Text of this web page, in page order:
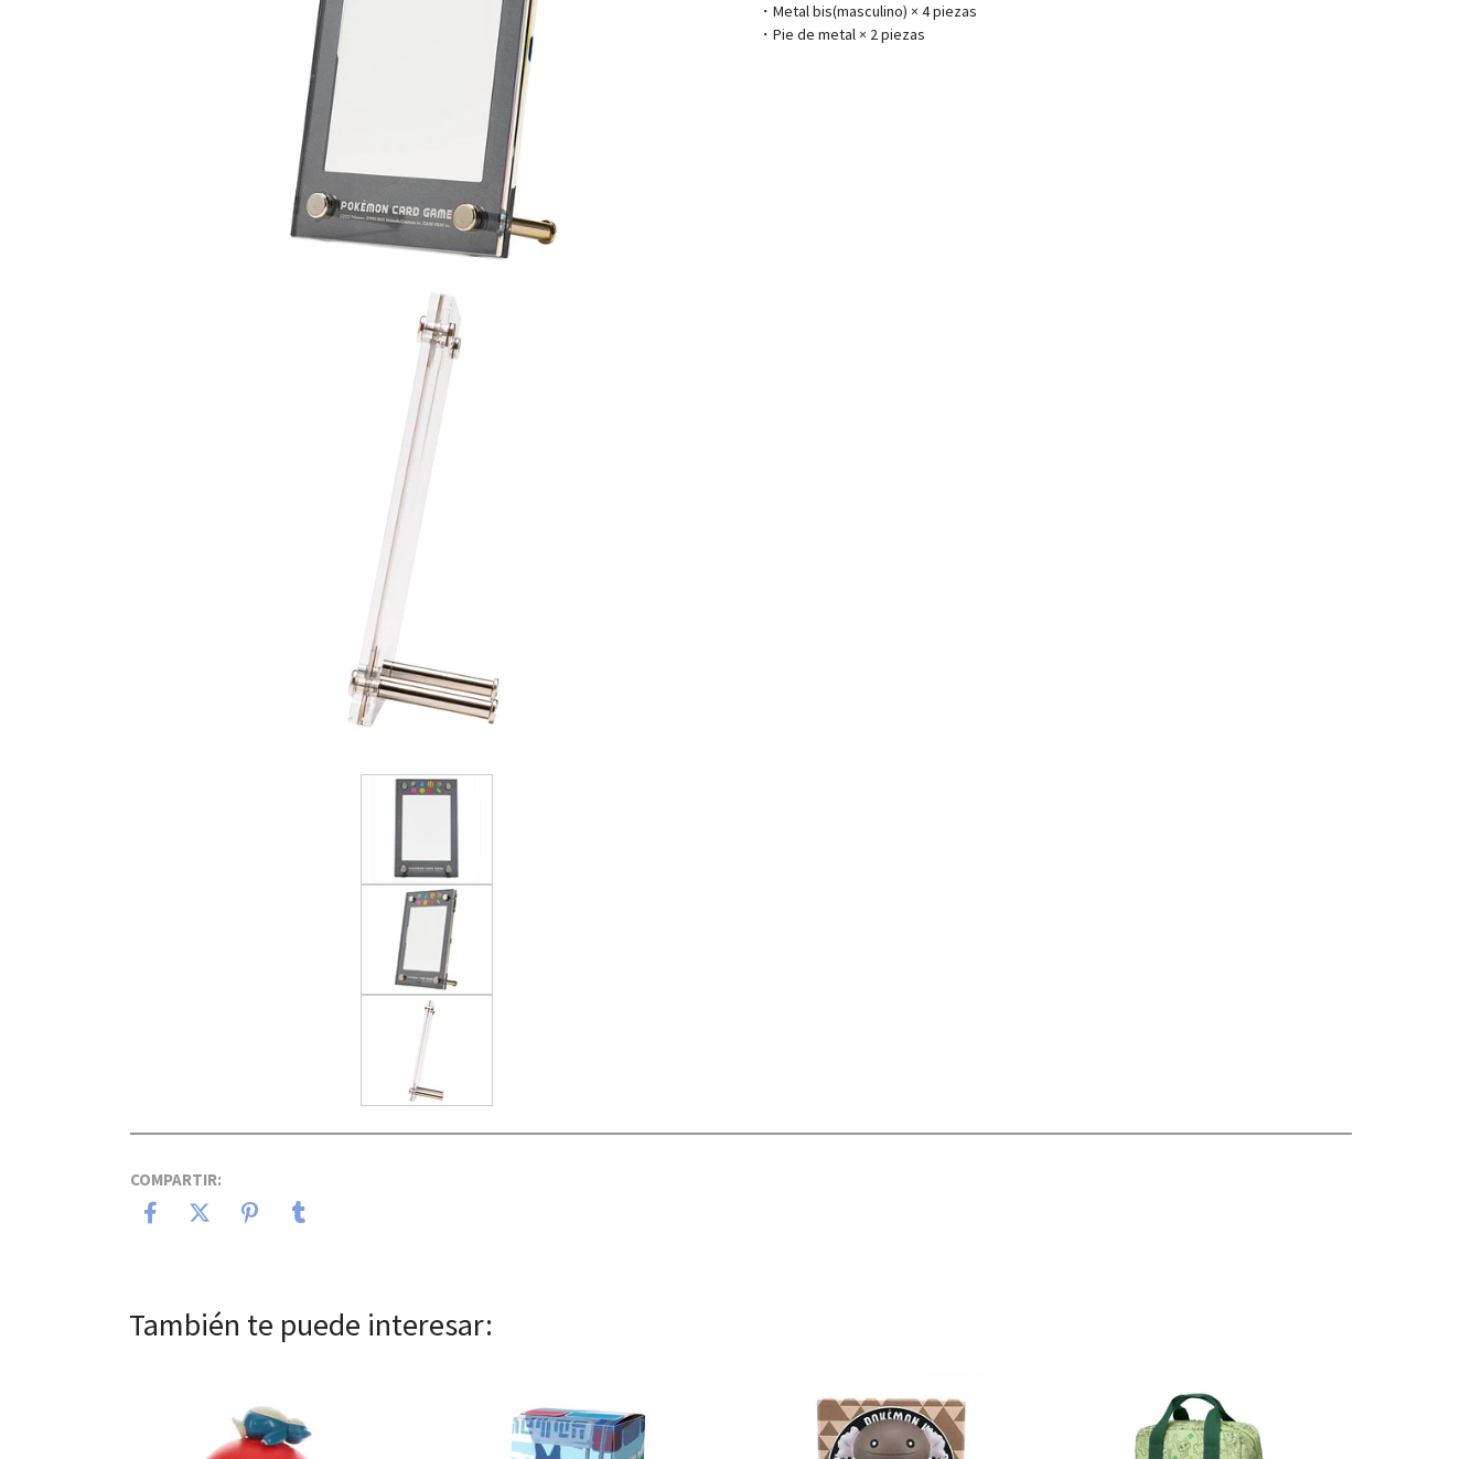
・Metal bis(masculino) × 4 piezas
・Pie de metal × 2 piezas
COMPARTIR:
También te puede interesar:
Ver detalles Ver detalles Ver detalles Ver detalles